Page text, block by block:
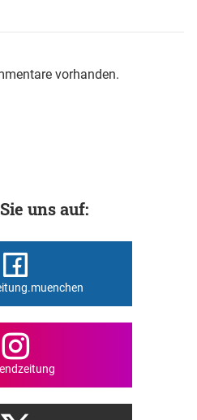
vorhanden.
uns auf: